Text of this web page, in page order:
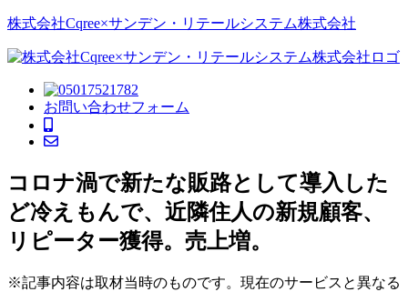
株式会社Cqree×サンデン・リテールシステム株式会社
お問い合わせフォーム
コロナ渦で新たな販路として導入した
ど冷えもんで、近隣住人の新規顧客、
リピーター獲得。売上増。
※記事内容は取材当時のものです。現在のサービスと異なる